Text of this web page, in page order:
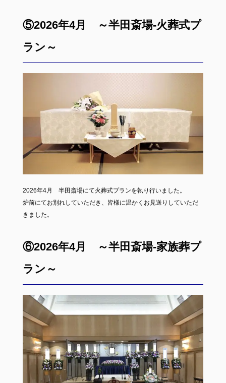
⑤2026年4月 ～半田斎場-火葬式プ
ラン～
2026年4月 半田斎場にて火葬式プランを執り行いました。
炉前にてお別れしていただき、皆様に温かくお見送りしていただ
きました。
⑥2026年4月 ～半田斎場-家族葬プ
ラン～